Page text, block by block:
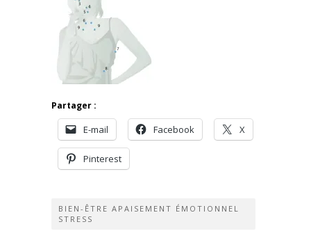
Partager :
E-mail Facebook X
Pinterest
BIEN-ÊTRE APAISEMENT ÉMOTIONNEL
STRESS